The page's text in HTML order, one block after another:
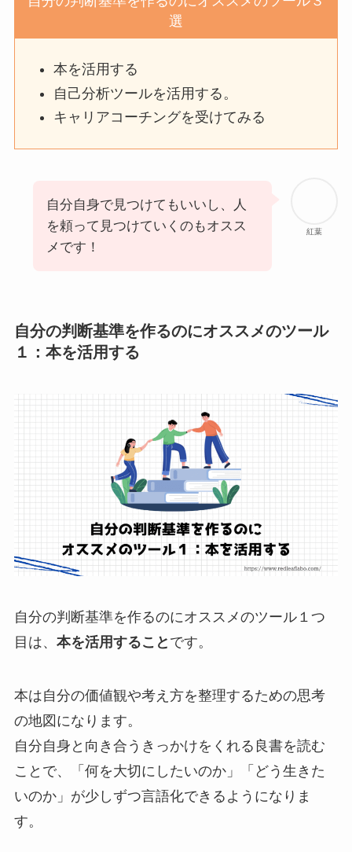
選
本を活用する
自己分析ツールを活用する。
キャリアコーチングを受けてみる
紅葉
自分自身で見つけてもいいし、人
を頼って見つけていくのもオスス
メです！
自分の判断基準を作るのにオススメのツール
１： 本を活用する
自分の判断基準を作るのにオススメのツール１つ
目は、 本を活用すること です。
本は自分の価値観や考え方を整理するための思考
の地図になります。
自分自身と向き合うきっかけをくれる良書を読む
ことで、「何を大切にしたいのか」「どう生きた
いのか」が少しずつ言語化できるようになりま
す。